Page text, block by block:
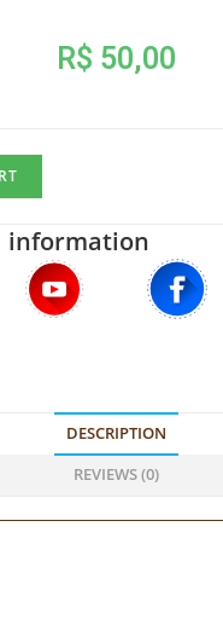
R$ 50,00
information
DESCRIPTION
REVIEWS (0)